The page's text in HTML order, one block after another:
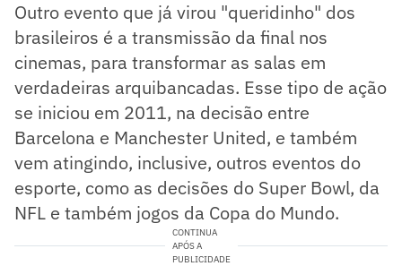
Outro evento que já virou "queridinho" dos
brasileiros é a transmissão da final nos
cinemas, para transformar as salas em
verdadeiras arquibancadas. Esse tipo de ação
se iniciou em 2011, na decisão entre
Barcelona e Manchester United, e também
vem atingindo, inclusive, outros eventos do
esporte, como as decisões do Super Bowl, da
NFL e também jogos da Copa do Mundo.
CONTINUA
APÓS A
PUBLICIDADE